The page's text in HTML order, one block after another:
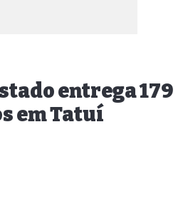
entrega 179
em Tatuí